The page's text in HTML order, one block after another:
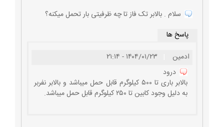
سلام . بالابر تک فاز تا چه ظرفیتی بار تحمل میکنه؟
پاسخ ها
ادمین
۱۴۰۴/۰۱/۲۳ - ۲۱:۱۴
درود
بالابر باری تا ۵۰۰ کیلوگرم قابل حمل میباشد و بالابر نفربر
به دلیل وجود کابین تا ۲۵۰ کیلوگرم قابل حمل میباشد.